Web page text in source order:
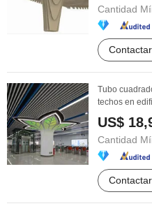
Cantidad
Tubo
techos en
US$
Cantidad